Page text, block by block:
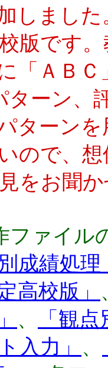
しまし
版です
「ＡＢ
ターン、
ターン
ので、
をお聞
ァイル
成績処理
高校版」
、
「観
入力」 、